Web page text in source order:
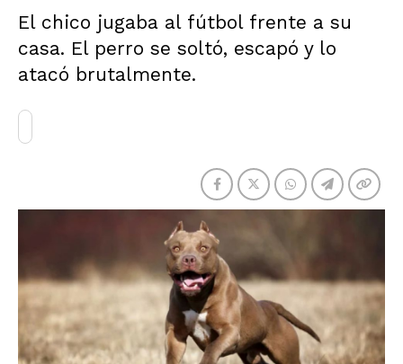
El chico jugaba al fútbol frente a su
casa. El perro se soltó, escapó y lo
atacó brutalmente.